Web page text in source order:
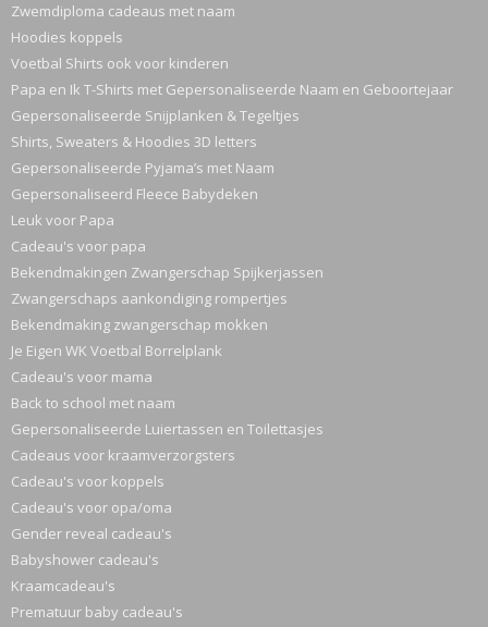
Zwemdiploma cadeaus met naam
Hoodies koppels
Voetbal Shirts ook voor kinderen
Papa en Ik T-Shirts met Gepersonaliseerde Naam en Geboortejaar
Gepersonaliseerde Snijplanken & Tegeltjes
Shirts, Sweaters & Hoodies 3D letters
Gepersonaliseerde Pyjama’s met Naam
Gepersonaliseerd Fleece Babydeken
Leuk voor Papa
Cadeau's voor papa
Bekendmakingen Zwangerschap Spijkerjassen
Zwangerschaps aankondiging rompertjes
Bekendmaking zwangerschap mokken
Je Eigen WK Voetbal Borrelplank
Cadeau's voor mama
Back to school met naam
Gepersonaliseerde Luiertassen en Toilettasjes
Cadeaus voor kraamverzorgsters
Cadeau's voor koppels
Cadeau's voor opa/oma
Gender reveal cadeau's
Babyshower cadeau's
Kraamcadeau's
Prematuur baby cadeau's